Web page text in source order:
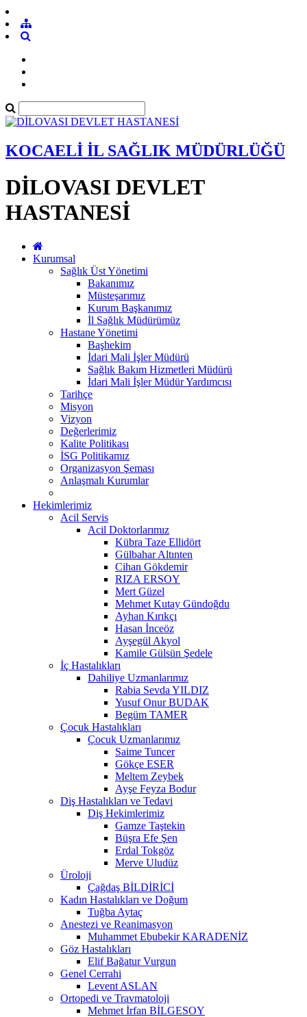
KOCAELİ İL SAĞLIK MÜDÜRLÜĞÜ
DİLOVASI DEVLET
HASTANESİ
Kurumsal
Sağlık Üst Yönetimi
Bakanımız
Müsteşarımız
Kurum Başkanımız
İl Sağlık Müdürümüz
Hastane Yönetimi
Başhekim
İdari Mali İşler Müdürü
Sağlık Bakım Hizmetleri Müdürü
İdari Mali İşler Müdür Yardımcısı
Tarihçe
Misyon
Vizyon
Değerlerimiz
Kalite Politikası
İSG Politikamız
Organizasyon Şeması
Anlaşmalı Kurumlar
Hekimlerimiz
Acil Servis
Acil Doktorlarımız
Kübra Taze Ellidört
Gülbahar Altınten
Cihan Gökdemir
RIZA ERSOY
Mert Güzel
Mehmet Kutay Gündoğdu
Ayhan Kırıkçı
Hasan İnceöz
Ayşegül Akyol
Kamile Gülsün Şedele
İç Hastalıkları
Dahiliye Uzmanlarımız
Rabia Sevda YILDIZ
Yusuf Onur BUDAK
Begüm TAMER
Çocuk Hastalıkları
Çocuk Uzmanlarımız
Saime Tuncer
Gökçe ESER
Meltem Zeybek
Ayşe Feyza Bodur
Diş Hastalıkları ve Tedavi
Diş Hekimlerimiz
Gamze Taştekin
Büşra Efe Şen
Erdal Tokgöz
Merve Uludüz
Üroloji
Çağdaş BİLDİRİCİ
Kadın Hastalıkları ve Doğum
Tuğba Aytaç
Anestezi ve Reanimasyon
Muhammet Ebubekir KARADENİZ
Göz Hastalıkları
Elif Bağatur Vurgun
Genel Cerrahi
Levent ASLAN
Ortopedi ve Travmatoloji
Mehmet İrfan BİLGESOY